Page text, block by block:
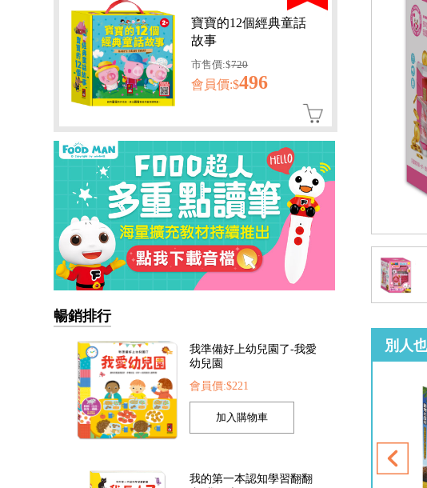
寶寶的12個經典童話
故事
市售價:$720
會員價:$496
暢銷排行
我準備好上幼兒園了-我愛
幼兒園
會員價:$221
我的第一本認知學習翻翻
書-我長大了
會員價:$221
FOOD超人手指點讀-生活
別人